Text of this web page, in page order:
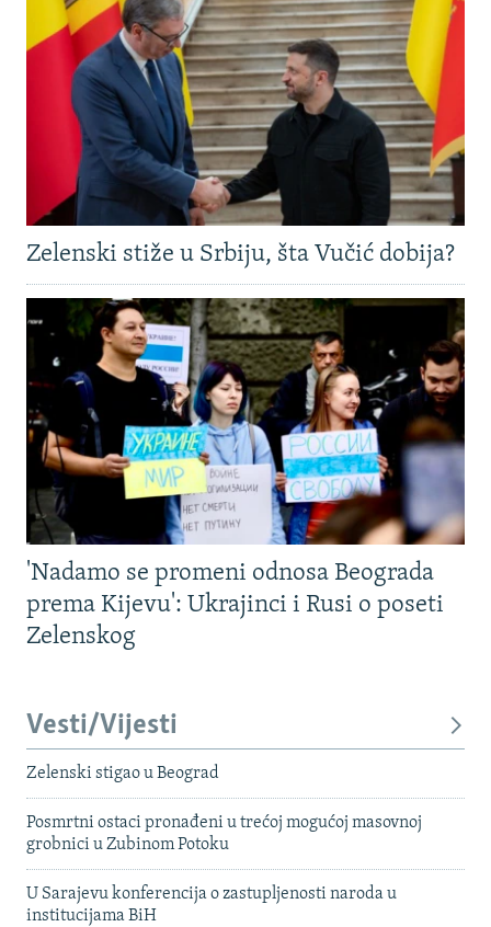
Zelenski stiže u Srbiju, šta Vučić dobija?
'Nadamo se promeni odnosa Beograda
prema Kijevu': Ukrajinci i Rusi o poseti
Zelenskog
Vesti/Vijesti
Zelenski stigao u Beograd
Posmrtni ostaci pronađeni u trećoj mogućoj masovnoj
grobnici u Zubinom Potoku
U Sarajevu konferencija o zastupljenosti naroda u
institucijama BiH